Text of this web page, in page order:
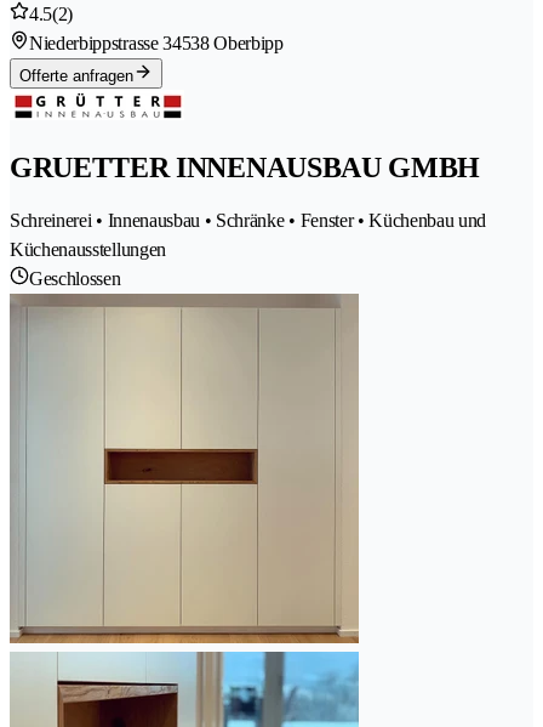
4.5(2)
Niederbippstrasse 34538 Oberbipp
Offerte anfragen
GRUETTER INNENAUSBAU GMBH
Schreinerei • Innenausbau • Schränke • Fenster • Küchenbau und
Küchenausstellungen
Geschlossen